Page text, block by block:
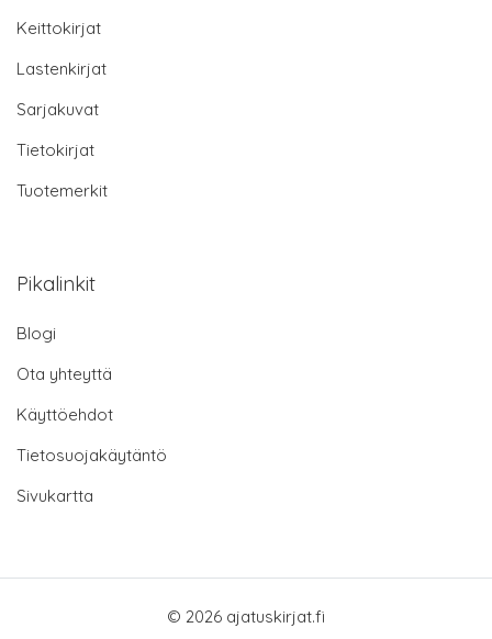
Keittokirjat
Lastenkirjat
Sarjakuvat
Tietokirjat
Tuotemerkit
Pikalinkit
Blogi
Ota yhteyttä
Käyttöehdot
Tietosuojakäytäntö
Sivukartta
© 2026 ajatuskirjat.fi